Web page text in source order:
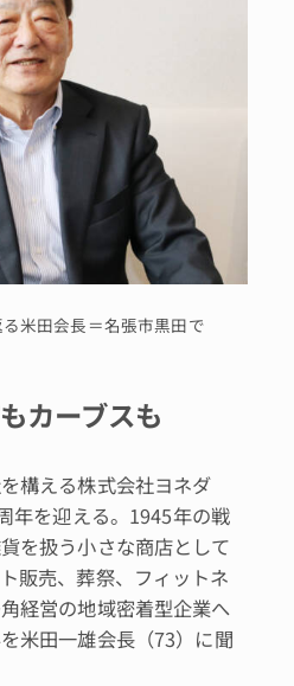
米田会長＝名張市黒田で
カーブスも
構える株式会社ヨネダ
年を迎える。1945年の戦
を扱う小さな商店として
販売、葬祭、フィットネ
経営の地域密着型企業へ
米田一雄会長（73）に聞